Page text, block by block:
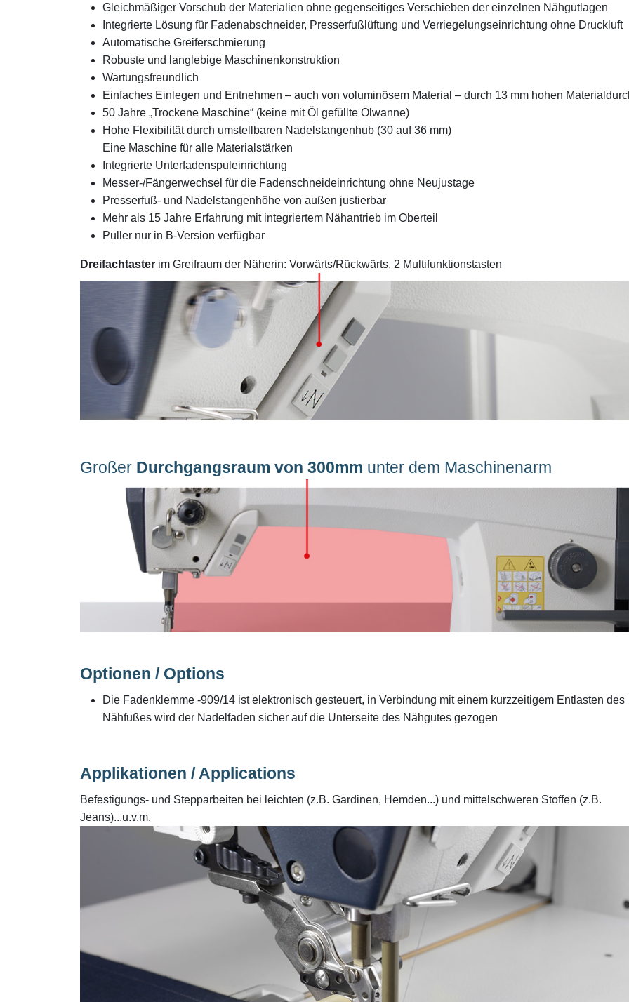
Gleichmäßiger Vorschub der Materialien ohne gegenseitiges Verschieben der einzelnen Nähgutlagen
Integrierte Lösung für Fadenabschneider, Presserfußlüftung und Verriegelungseinrichtung ohne Druckluft
Automatische Greiferschmierung
Robuste und langlebige Maschinenkonstruktion
Wartungsfreundlich
Einfaches Einlegen und Entnehmen – auch von voluminösem Material – durch 13 mm hohen
50 Jahre „Trockene Maschine“ (keine mit Öl gefüllte Ölwanne)
Hohe Flexibilität durch umstellbaren Nadelstangenhub (30 auf 36 mm)
Eine Maschine für alle Materialstärken
Integrierte Unterfadenspuleinrichtung
Messer-/Fängerwechsel für die Fadenschneideinrichtung ohne Neujustage
Presserfuß- und Nadelstangenhöhe von außen justierbar
Mehr als 15 Jahre Erfahrung mit integriertem Nähantrieb im Oberteil
Puller nur in B-Version verfügbar
Dreifachtaster im Greifraum der Näherin: Vorwärts/Rückwärts, 2 Multifunktionstasten
Großer Durchgangsraum von 300mm unter dem Maschinenarm
Optionen / Options
Die Fadenklemme -909/14 ist elektronisch gesteuert, in Verbindung mit einem kurzzeitigem Entlasten des
Nähfußes wird der Nadelfaden sicher auf die Unterseite des Nähgutes gezogen
Applikationen / Applications
Befestigungs- und Stepparbeiten bei leichten (z.B. Gardinen, Hemden...) und mittelschweren Stoffen (z.B.
Jeans)...u.v.m.